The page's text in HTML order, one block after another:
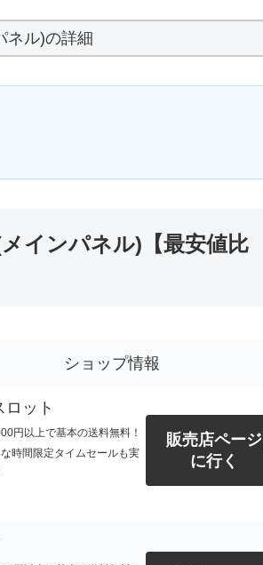
ネル)の詳細
インパネル)【最安値比
ショップ情報
ロット
円以上で基本の送料無料！
時間限定タイムセールも実
販売店ページ
に行く